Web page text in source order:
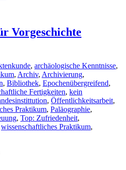
Vorgeschichte
, archäologische Kenntnisse,
, Archiv, Archivierung,
, Bibliothek, Epochenübergreifend,
Fertigkeiten, kein
, Öffentlichkeitsarbeit,
Praktikum, Paläographie,
, Top: Zufriedenheit,
wissenschaftliches Praktikum,